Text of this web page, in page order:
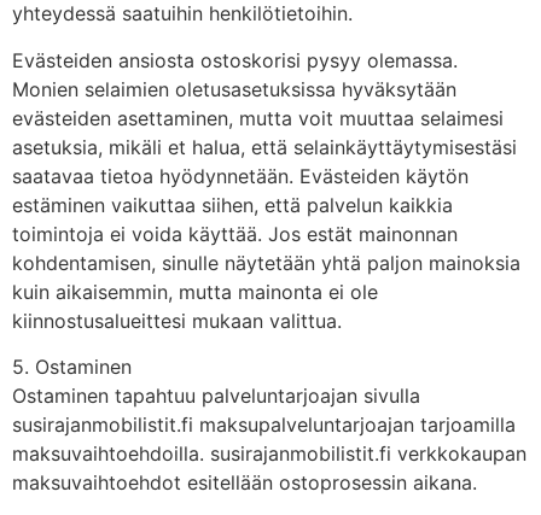
yhteydessä saatuihin henkilötietoihin.
Evästeiden ansiosta ostoskorisi pysyy olemassa.
Monien selaimien oletusasetuksissa hyväksytään
evästeiden asettaminen, mutta voit muuttaa selaimesi
asetuksia, mikäli et halua, että selainkäyttäytymisestäsi
saatavaa tietoa hyödynnetään. Evästeiden käytön
estäminen vaikuttaa siihen, että palvelun kaikkia
toimintoja ei voida käyttää. Jos estät mainonnan
kohdentamisen, sinulle näytetään yhtä paljon mainoksia
kuin aikaisemmin, mutta mainonta ei ole
kiinnostusalueittesi mukaan valittua.
5. Ostaminen
Ostaminen tapahtuu palveluntarjoajan sivulla
susirajanmobilistit.fi maksupalveluntarjoajan tarjoamilla
maksuvaihtoehdoilla. susirajanmobilistit.fi verkkokaupan
maksuvaihtoehdot esitellään ostoprosessin aikana.